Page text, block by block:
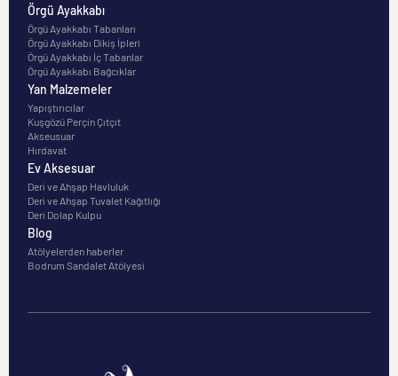
Örgü Ayakkabı
Örgü Ayakkabı Tabanları
Örgü Ayakkabı Dikiş İpleri
Örgü Ayakkabı İç Tabanlar
Örgü Ayakkabı Bağcıklar
Yan Malzemeler
Yapıştırıcılar
Kuşgözü Perçin Çıtçıt
Akseusuar
Hırdavat
Ev Aksesuar
Deri ve Ahşap Havluluk
Deri ve Ahşap Tuvalet Kağıtlığı
Deri Dolap Kulpu
Blog
Atölyelerden haberler
Bodrum Sandalet Atölyesi